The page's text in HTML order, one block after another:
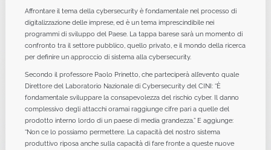
Affrontare il tema della cybersecurity è fondamentale nel processo di
digitalizzazione delle imprese, ed è un tema imprescindibile nei
programmi di sviluppo del Paese. La tappa barese sarà un momento di
confronto tra il settore pubblico, quello privato, e il mondo della ricerca
per definire un approccio di sistema alla cybersecurity.
Secondo il professore Paolo Prinetto, che parteciperà all’evento quale
Direttore del Laboratorio Nazionale di Cybersecurity del CINI: “È
fondamentale sviluppare la consapevolezza del rischio cyber. Il danno
complessivo degli attacchi oramai raggiunge cifre pari a quelle del
prodotto interno lordo di un paese di media grandezza.” E aggiunge:
“Non ce lo possiamo permettere. La capacità del nostro sistema
produttivo riposa anche sulla capacità di fare fronte a queste nuove